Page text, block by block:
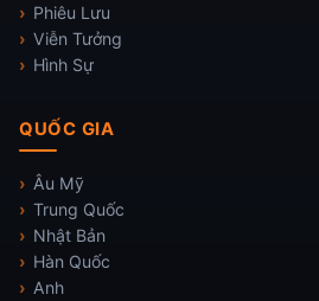
Phiêu Lưu
Viễn Tưởng
Hình Sự
QUỐC GIA
Âu Mỹ
Trung Quốc
Nhật Bản
Hàn Quốc
Anh